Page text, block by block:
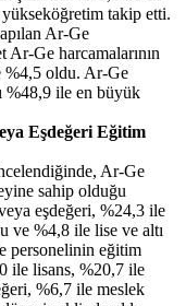
takip etti.
Ar-Ge
Ar-Ge harcamalarının
%4,5 oldu. Ar-Ge
%48,9 ile en büyük
Eşdeğeri Eğitim
Ar-Ge
sahip olduğu
eşdeğeri, %24,3 ile
ve %4,8 ile lise ve altı
personelinin eğitim
ile lisans, %20,7 ile
%6,7 ile meslek